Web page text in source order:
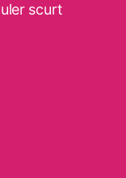
scurt